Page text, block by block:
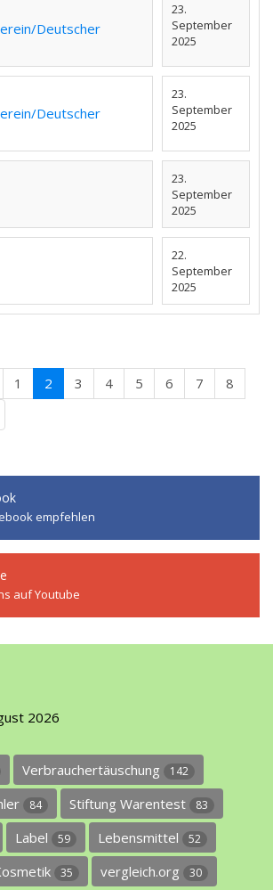
Deutscher
23.
September
2025
Deutscher
23.
September
2025
23.
September
2025
22.
September
2025
1 2 3 4 5 6 7
8
empfehlen
auf Youtube
2026
Verbrauchertäuschung 142
84 Stiftung Warentest 83
Label 59 Lebensmittel 52
35 vergleich.org 30